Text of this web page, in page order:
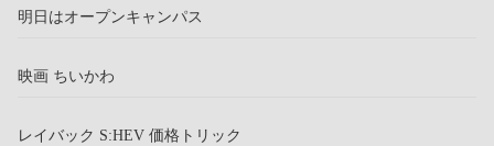
明日はオープンキャンパス
映画 ちいかわ
レイバック S:HEV 価格トリック